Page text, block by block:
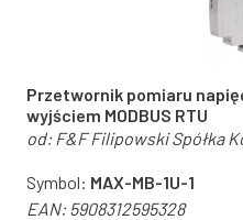
Przetwornik pomiaru
wyjściem MODBUS RTU
od: F&F Filipowski Spółka
Symbol: MAX-MB-1U-1
EAN:5908312595328